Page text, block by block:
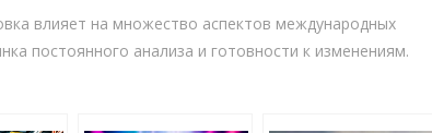
влияет на множество аспектов международных
постоянного анализа и готовности к изменениям.